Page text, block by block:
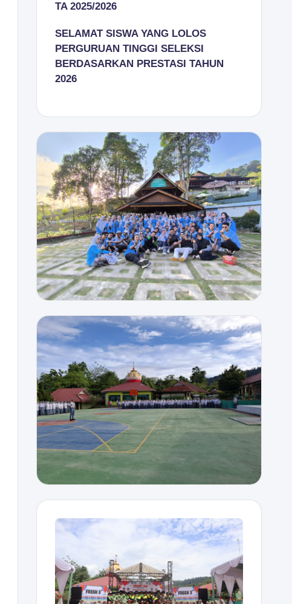
TA 2025/2026
SELAMAT SISWA YANG LOLOS
PERGURUAN TINGGI SELEKSI
BERDASARKAN PRESTASI TAHUN
2026